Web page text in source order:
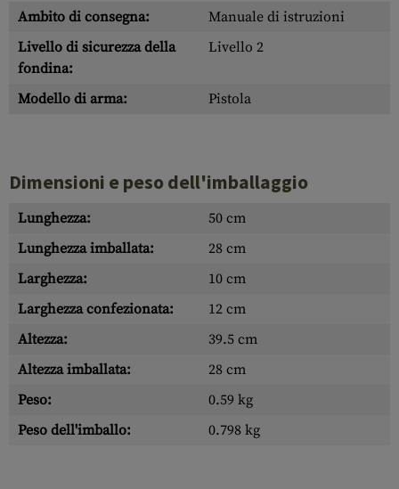
Ambito di consegna:
Manuale di istruzioni
Livello di sicurezza della
fondina:
Livello 2
Modello di arma: Pistola
Dimensioni e peso dell'imballaggio
Lunghezza:
50 cm
Lunghezza imballata:
28 cm
Larghezza:
10 cm
Larghezza confezionata:
12 cm
Altezza:
39.5 cm
Altezza imballata:
28 cm
Peso:
0.59 kg
Peso dell'imballo:
0.798 kg